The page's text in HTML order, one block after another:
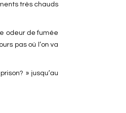
très chauds
odeur de fumée
pas où l’on va
» jusqu’au